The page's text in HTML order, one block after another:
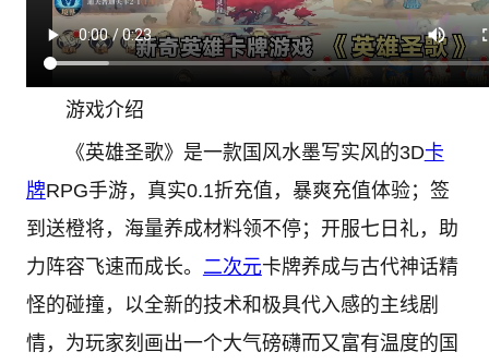
游戏介绍
《英雄圣歌》是一款国风水墨写实风的3D卡
牌RPG手游，真实0.1折充值，暴爽充值体验；签
到送橙将，海量养成材料领不停；开服七日礼，助
力阵容飞速而成长。 二次元卡牌养成与古代神话精
怪的碰撞，以全新的技术和极具代入感的主线剧
情，为玩家刻画出一个大气磅礴而又富有温度的国